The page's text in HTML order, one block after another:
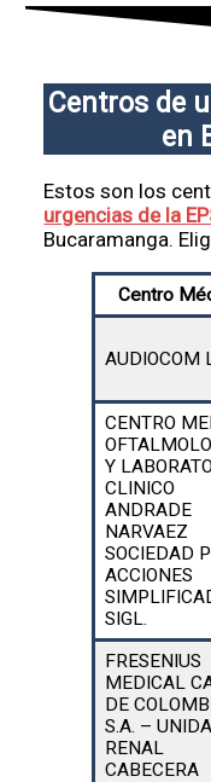
Centros de
en
Estos son los
urgencias de la
Bucaramanga.
Centro
AUDIOCOM
CENTRO
Y
CLINICO
ANDRADE
NARVAEZ
SOCIEDAD
ACCIONES
SIGL.
FRESENIUS
MEDICAL
DE
S.A. –
RENAL
CABECERA